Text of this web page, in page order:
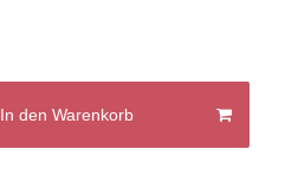
In den Warenkorb